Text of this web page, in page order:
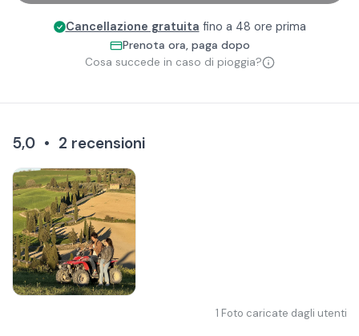
Cancellazione gratuita fino a 48 ore prima
Prenota ora, paga dopo
Cosa succede in caso di pioggia?
5,0 • 2 recensioni
1 Foto caricate dagli utenti